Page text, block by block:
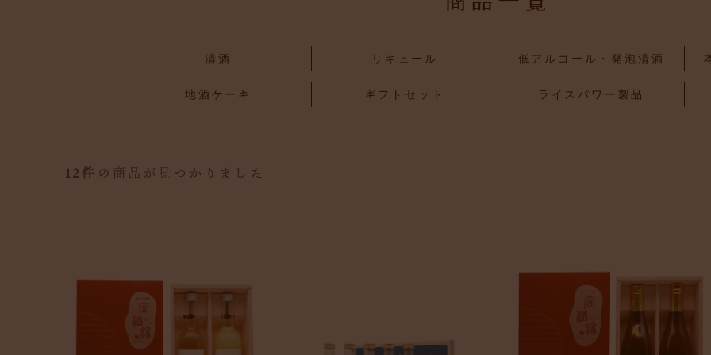
清酒 リキュール 低アルコール・発泡清酒
地酒ケーキ ギフトセット ライスパワー製品
12件 の商品が見つかりました